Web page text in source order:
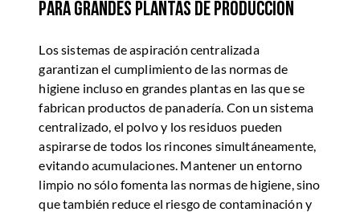
para grandes plantas de producción
Los sistemas de aspiración centralizada
garantizan el cumplimiento de las normas de
higiene incluso en grandes plantas en las que se
fabrican productos de panadería. Con un sistema
centralizado, el polvo y los residuos pueden
aspirarse de todos los rincones simultáneamente,
evitando acumulaciones. Mantener un entorno
limpio no sólo fomenta las normas de higiene, sino
que también reduce el riesgo de contaminación y